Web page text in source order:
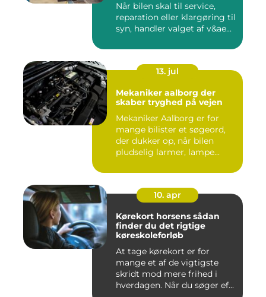
Når bilen skal til service,
reparation eller klargøring til
syn, handler valget af v&ae...
13. jul
Mekaniker aalborg der
skaber tryghed på vejen
Mekaniker Aalborg er for
mange bilister et søgeord,
der dukker op, når bilen
pludselig larmer, lampe...
10. apr
Kørekort horsens sådan
finder du det rigtige
køreskoleforløb
At tage kørekort er for
mange et af de vigtigste
skridt mod mere frihed i
hverdagen. Når du søger ef...